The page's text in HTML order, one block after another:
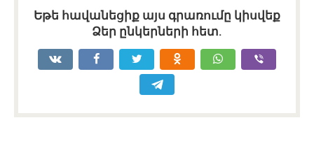
Եթե հավանեցիք այս գրառումը կիսվեք
Ձեր ընկերների հետ.